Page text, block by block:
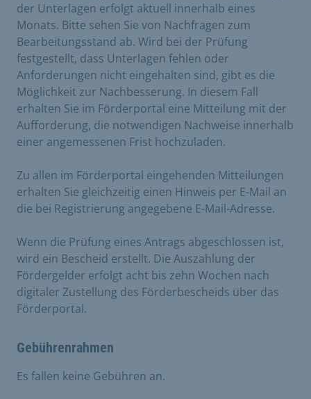
der Unterlagen erfolgt aktuell innerhalb eines
Monats. Bitte sehen Sie von Nachfragen zum
Bearbeitungsstand ab. Wird bei der Prüfung
festgestellt, dass Unterlagen fehlen oder
Anforderungen nicht eingehalten sind, gibt es die
Möglichkeit zur Nachbesserung. In diesem Fall
erhalten Sie im Förderportal eine Mitteilung mit der
Aufforderung, die notwendigen Nachweise innerhalb
einer angemessenen Frist hochzuladen.
Zu allen im Förderportal eingehenden Mitteilungen
erhalten Sie gleichzeitig einen Hinweis per E-Mail an
die bei Registrierung angegebene E-Mail-Adresse.
Wenn die Prüfung eines Antrags abgeschlossen ist,
wird ein Bescheid erstellt. Die Auszahlung der
Fördergelder erfolgt acht bis zehn Wochen nach
digitaler Zustellung des Förderbescheids über das
Förderportal.
Gebührenrahmen
Es fallen keine Gebühren an.